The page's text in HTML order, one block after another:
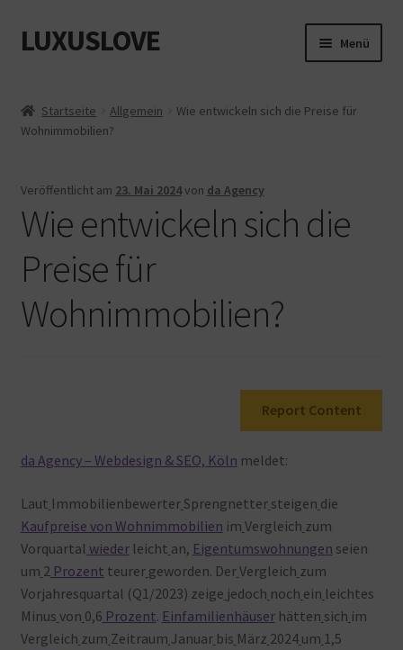
Zur
Navigation
Zum
Inhalt
LUXUSLOVE Menü
Cookie-Richtlinie (EU)
Datenschutz
Impressum
Kasse
Mein Konto
Startseite Allgemein
Wie entwickeln sich die Preise für
Wohnimmobilien?
Veröffentlicht am 23. Mai 2024von da Agency
Wie entwickeln sich die
Preise für
Wohnimmobilien?
Report Content
da Agency – Webdesign & SEO, Köln meldet:
Laut Immobilienbewerter Sprengnetter steigen die
Kaufpreise von Wohnimmobilien im Vergleich zum
Vorquartal wiederleicht an, Eigentumswohnungen seien
um 2 Prozent teurer geworden. DerVergleich zum
Vorjahresquartal (Q1/2023) zeige jedoch noch ein leichtes
Minus von 0,6 Prozent. Einfamilienhäuserhätten sich im
Vergleich zum Zeitraum Januar bis März 2024 um 1,5